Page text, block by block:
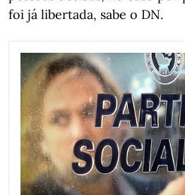
foi já libertada, sabe o DN.